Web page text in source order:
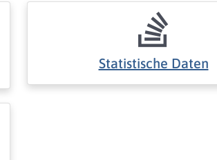
Statistische Daten